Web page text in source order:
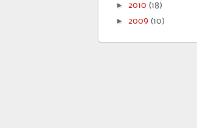
► 2010 (18)
► 2009 (10)